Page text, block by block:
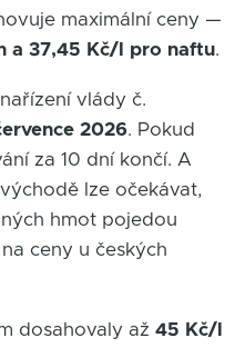
maximální ceny —
a 37,45 Kč/l pro naftu.
vlády č.
2026. Pokud
za 10 dní končí. A
lze očekávat,
hmot pojedou
ceny u českých
dosahovaly až 45 Kč/l